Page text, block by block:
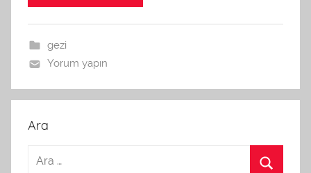
gezi
Yorum yapın
Ara